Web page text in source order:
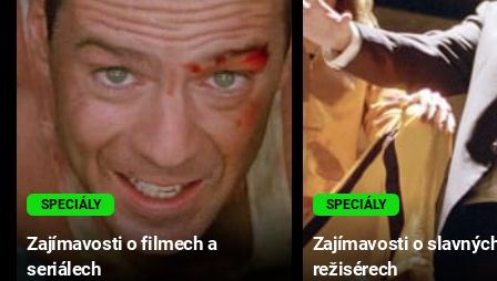
SPECIÁLY
Zajímavosti o filmech a
seriálech
SPECIÁLY
Zajímavosti o
režisérech